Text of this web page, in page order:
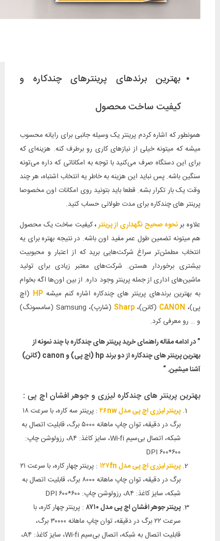
بهترین برندهای پرینترهای چندکاره و
کیفیت ساخت محصول
همونطور که اشاره کردم پرینتر یک وسیله جانبی برای رایانه محسوب
میشه که میتونه خیلی از نیازهای کاری رو برطرف کنه. هزینه‌ای که
برای این دستگاه صرف می‌کنید با توجه به امکاناتی که داره می‌تونه
سنگین باشه. پس نباید این هزینه به خاطر یه انتخاب اشتباه، هر چند
وقت یک بار تکرار بشه. قطعا باید بتونید روی امکانات اون مخصوصا
پرینتر های چندکاره برای مدت طولانی حساب کنید.
علاوه برنحوه صحیح نگهداری از پرینتر،کیفیت ساخت یک محصول
هم میتونه تضمین طول عمر مفید اون باشه. در نتیجه بهتره برای یه
انتخاب مطمئن‌تر سراغ شرکت‌هایی برید که از اعتبار و محبوبیت
بیشتری برخوردار هستن. شرکت‌های معتبر زیادی برای تولید
ماشین‌های اداری از جمله پرینتر وجود داره. از بین اون‌ها اگه بخوام
به بهترین برندهای پرینتر های چندکاره اشاره کنم میشه HP (اچ
پی)، CANON (کانن)، Sharp
(شارپ)، Samsung (سامسونگ)
و … رو معرفی کرد.
” در ادامه مقاله راهنمای خرید پرینتر های چندکاره با چند نمونه از
بهترین پرینتر های چندکاره از دو برند hp (اچ پی) و canon (کانن)
آشنا میشین. “
بهترین پرینتر های چندکاره لیزری و جوهر افشان اچ پی :
پرینتر لیزری اچ پی مدل ۲۶nw
: پرینتر سه کاره، با سرعت ۱۸
برگ در دقیقه، توان چاپ ماهانه ۵۰۰۰ برگ، قابلیت اتصال به
شبکه، اتصال بی‌سیم Wi-fi، سایز کاغذ: A۴، رزولوشن چاپ:
۶۰۰*۶۰۰ DPI
پرینتر لیزری اچ پی مدل ۱۲۷fn
: پرینتر چهار کاره، با سرعت ۲۱
برگ در دقیقه، توان چاپ ماهانه ۸۰۰۰ برگ، قابلیت اتصال به
شبکه، سایز کاغذ: A۴، رزولوشن چاپ: ۶۰۰*۶۰۰ DPI
پرینتر جوهر افشان اچ پی مدل ۸۷۱۰
: پرینتر چهار کاره، با
سرعت ۲۲ برگ در دقیقه، توان چاپ ماهانه ۳۰۰۰۰ برگ،
قابلیت اتصال به شبکه، اتصال بی‌سیم Wi-fi، سایز کاغذ: A۴،